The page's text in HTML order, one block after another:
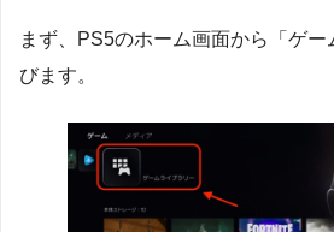
まず、PS5のホーム画面から「ゲ
びます。